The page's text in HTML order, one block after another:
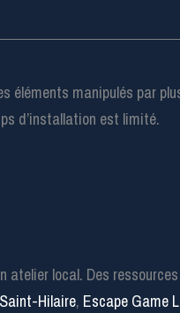
éléments manipulés par
d’installation est limité.
atelier local. Des
Hilaire, Escape Game